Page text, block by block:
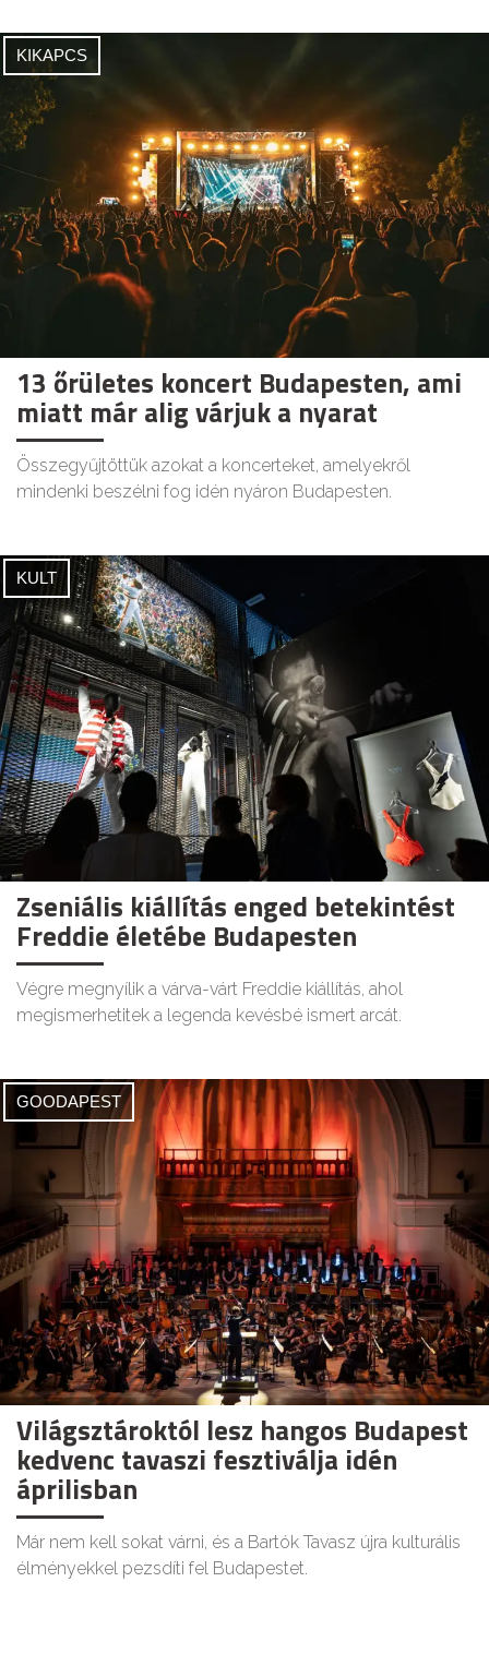
KIKAPCS
13 őrületes koncert Budapesten, ami
miatt már alig várjuk a nyarat
Összegyűjtöttük azokat a koncerteket, amelyekről
mindenki beszélni fog idén nyáron Budapesten.
KULT
Zseniális kiállítás enged betekintést
Freddie életébe Budapesten
Végre megnyílik a várva-várt Freddie kiállítás, ahol
megismerhetitek a legenda kevésbé ismert arcát.
GOODAPEST
Világsztároktól lesz hangos Budapest
kedvenc tavaszi fesztiválja idén
áprilisban
Már nem kell sokat várni, és a Bartók Tavasz újra kulturális
élményekkel pezsdíti fel Budapestet.